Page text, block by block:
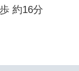
約16分